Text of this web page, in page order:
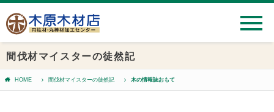
間伐材マイスターの徒然記
HOME 間伐材マイスターの徒然記 木の情報誌おもて